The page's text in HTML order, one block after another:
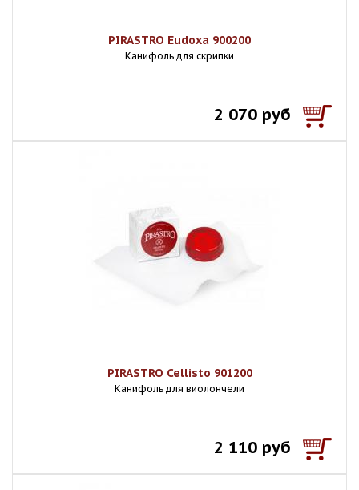
PIRASTRO Eudoxa 900200
Канифоль для скрипки
2 070 руб
PIRASTRO Cellisto 901200
Канифоль для виолончели
2 110 руб